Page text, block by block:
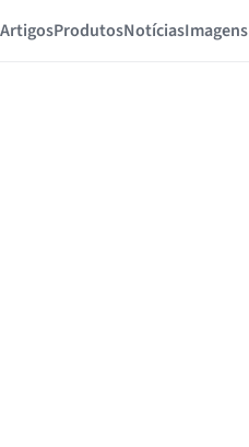
ArtigosProdutosNotíciasImagens